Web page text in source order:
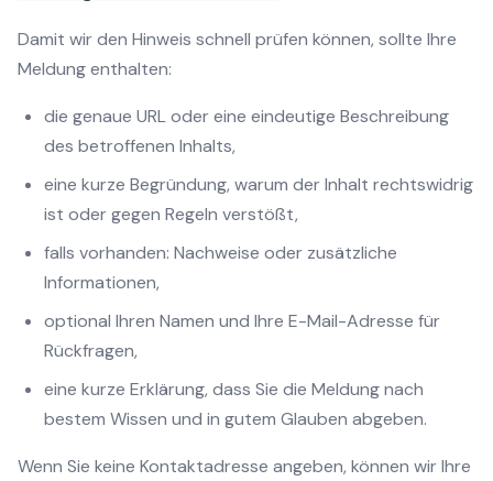
Damit wir den Hinweis schnell prüfen können, sollte Ihre
Meldung enthalten:
die genaue URL oder eine eindeutige Beschreibung
des betroffenen Inhalts,
eine kurze Begründung, warum der Inhalt rechtswidrig
ist oder gegen Regeln verstößt,
falls vorhanden: Nachweise oder zusätzliche
Informationen,
optional Ihren Namen und Ihre E-Mail-Adresse für
Rückfragen,
eine kurze Erklärung, dass Sie die Meldung nach
bestem Wissen und in gutem Glauben abgeben.
Wenn Sie keine Kontaktadresse angeben, können wir Ihre